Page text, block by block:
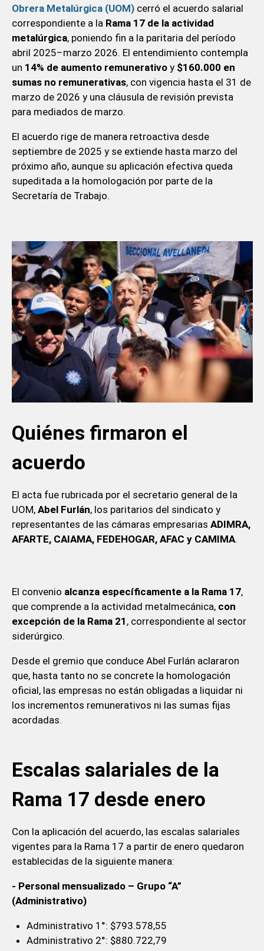
Obrera Metalúrgica (UOM)cerró el acuerdo salarial
correspondiente a la Rama 17 de la actividad
metalúrgica, poniendo fin a la paritaria del período
abril 2025–marzo 2026. El entendimiento contempla
un 14% de aumento remunerativoy $160.000 en
sumas no remunerativas, con vigencia hasta el 31 de
marzo de 2026 y una cláusula de revisión prevista
para mediados de marzo.
El acuerdo rige de manera retroactiva desde
septiembre de 2025 y se extiende hasta marzo del
próximo año, aunque su aplicación efectiva queda
supeditada a la homologación por parte de la
Secretaría de Trabajo.
Quiénes firmaron el
acuerdo
El acta fue rubricada por el secretario general de la
UOM, Abel Furlán, los paritarios del sindicato y
representantes de las cámaras empresarias ADIMRA,
AFARTE, CAIAMA, FEDEHOGAR, AFAC y CAMIMA.
El convenio alcanza específicamente a la Rama 17,
que comprende a la actividad metalmecánica, con
excepción de la Rama 21 , correspondiente al sector
siderúrgico.
Desde el gremio que conduce Abel Furlán aclararon
que, hasta tanto no se concrete la homologación
oficial, las empresas no están obligadas a liquidar ni
los incrementos remunerativos ni las sumas fijas
acordadas.
Escalas salariales de la
Rama 17 desde enero
Con la aplicación del acuerdo, las escalas salariales
vigentes para la Rama 17 a partir de enero quedaron
establecidas de la siguiente manera:
- Personal mensualizado – Grupo “A”
(Administrativo)
Administrativo 1°: $793.578,55
Administrativo 2°: $880.722,79